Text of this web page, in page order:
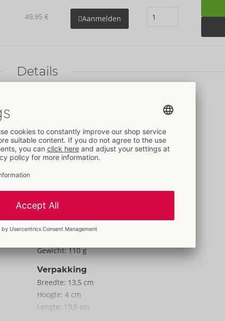
49,95 € Aanmelden
Details
Model met open buste
Van/met kant
Gegevens
Naar de materiële informatie
Formaat
Gewicht: 110 g
Verpakking
Breedte: 13,5 cm
Hoogte: 4 cm
Lengte: 19,5 cm